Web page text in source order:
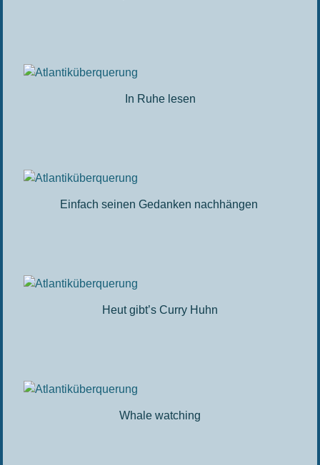
In Ruhe lesen
Einfach seinen Gedanken nachhängen
Heut gibt’s Curry Huhn
Whale watching